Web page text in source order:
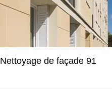
Nettoyage de façade 91